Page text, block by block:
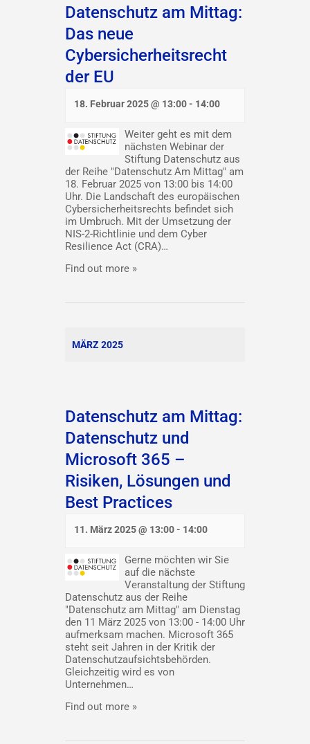
Datenschutz am Mittag:
Das neue
Cybersicherheitsrecht
der EU
18. Februar 2025 @ 13:00- 14:00
Weiter geht es mit dem
nächsten Webinar der
Stiftung Datenschutz aus
der Reihe "Datenschutz Am Mittag" am
18. Februar 2025 von 13:00 bis 14:00
Uhr. Die Landschaft des europäischen
Cybersicherheitsrechts befindet sich
im Umbruch. Mit der Umsetzung der
NIS-2-Richtlinie und dem Cyber
Resilience Act (CRA)…
Find out more »
MÄRZ 2025
Datenschutz am Mittag:
Datenschutz und
Microsoft 365 –
Risiken, Lösungen und
Best Practices
11. März 2025 @ 13:00- 14:00
Gerne möchten wir Sie
auf die nächste
Veranstaltung der Stiftung
Datenschutz aus der Reihe
"Datenschutz am Mittag" am Dienstag
den 11 März 2025 von 13:00 - 14:00 Uhr
aufmerksam machen. Microsoft 365
steht seit Jahren in der Kritik der
Datenschutzaufsichtsbehörden.
Gleichzeitig wird es von
Unternehmen…
Find out more »